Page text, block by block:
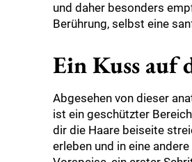
und daher besonders
Berührung, selbst eine
Ein Kuss auf
Abgesehen von dieser
ist ein geschützter
dir die Haare beiseite
erleben und in eine